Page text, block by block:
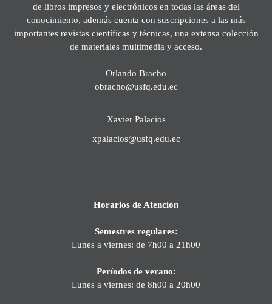
de libros impresos y electrónicos en todas las áreas del
conocimiento, además cuenta con suscripciones a las más
importantes revistas científicas y técnicas, una extensa colección
de materiales multimedia y acceso.
Orlando Bracho
obracho@usfq.edu.ec
Xavier Palacios
xpalacios@usfq.edu.ec
Horarios de Atención
Semestres regulares:
Lunes a viernes: de 7h00 a 21h00
Períodos de verano:
Lunes a viernes: de 8h00 a 20h00